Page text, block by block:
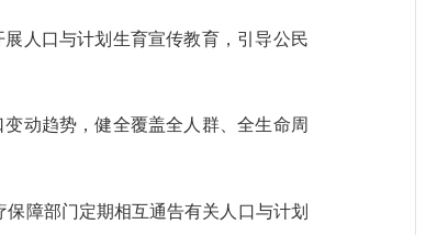
人口与计划生育宣传教育，引导公民
动趋势，健全覆盖全人群、全生命周
障部门定期相互通告有关人口与计划